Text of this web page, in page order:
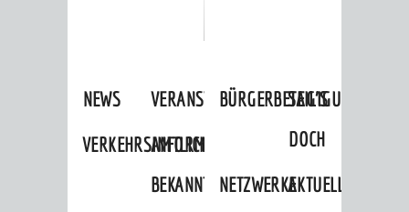
NEWS
VERANSTALTUNGSKALENDER
VERKEHRSINFORMATIONEN
AMTLICHE
BEKANNTMACHUNGEN
BÜRGERBETEILIGUNG
SAG'S
DOCH
NETZWERKEAKTUELLE